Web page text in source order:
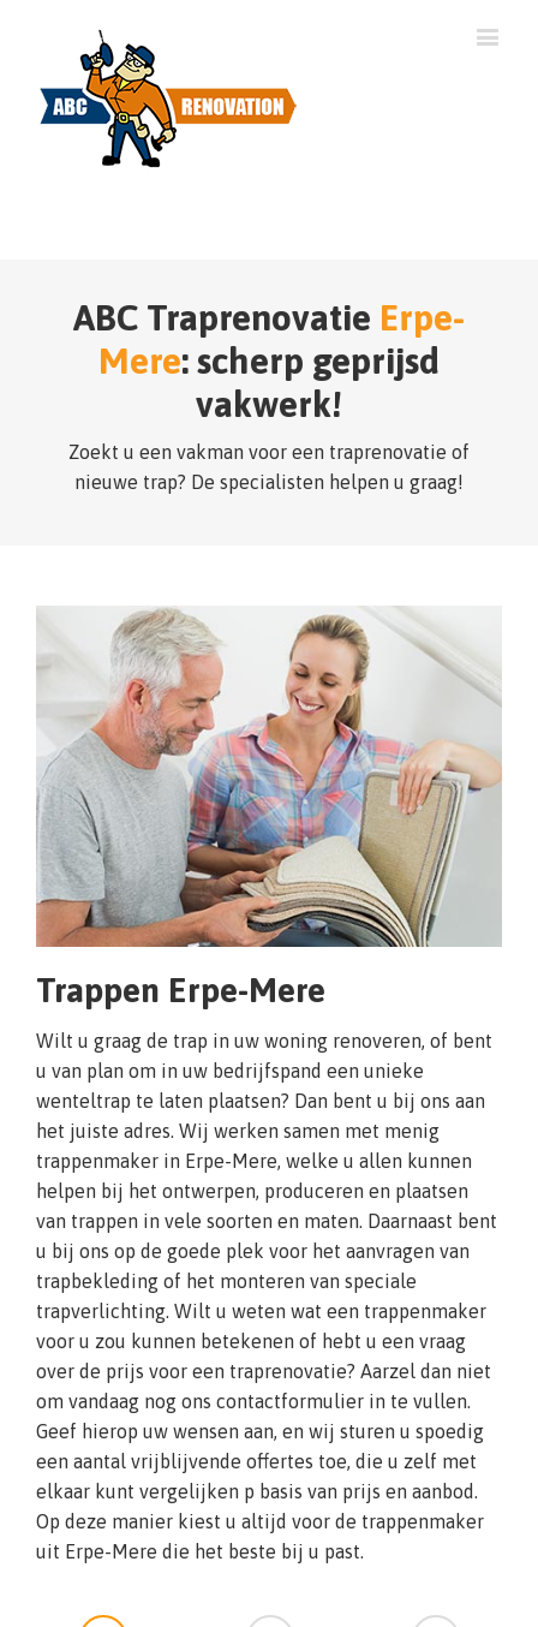
ABC Traprenovatie Erpe-
Mere: scherp geprijsd
vakwerk!
Zoekt u een vakman voor een traprenovatie of
nieuwe trap? De specialisten helpen u graag!
Trappen Erpe-Mere
Wilt u graag de trap in uw woning renoveren, of bent
u van plan om in uw bedrijfspand een unieke
wenteltrap te laten plaatsen? Dan bent u bij ons aan
het juiste adres. Wij werken samen met menig
trappenmaker in Erpe-Mere, welke u allen kunnen
helpen bij het ontwerpen, produceren en plaatsen
van trappen in vele soorten en maten. Daarnaast bent
u bij ons op de goede plek voor het aanvragen van
trapbekleding of het monteren van speciale
trapverlichting. Wilt u weten wat een trappenmaker
voor u zou kunnen betekenen of hebt u een vraag
over de prijs voor een traprenovatie? Aarzel dan niet
om vandaag nog ons contactformulier in te vullen.
Geef hierop uw wensen aan, en wij sturen u spoedig
een aantal vrijblijvende offertes toe, die u zelf met
elkaar kunt vergelijken p basis van prijs en aanbod.
Op deze manier kiest u altijd voor de trappenmaker
uit Erpe-Mere die het beste bij u past.